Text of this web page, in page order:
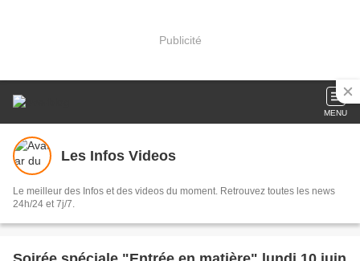
Publicité
MENU
Les Infos Videos
Le meilleur des Infos et des videos du moment. Retrouvez toutes les news
24h/24 et 7j/7.